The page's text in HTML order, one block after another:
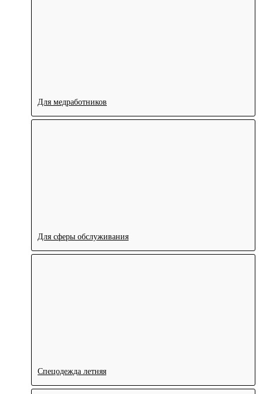
Для медработников
Для сферы обслуживания
Спецодежда летняя